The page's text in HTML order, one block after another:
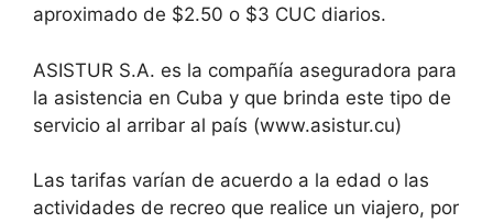
aproximado de $2.50 o $3 CUC diarios.
ASISTUR S.A. es la compañía aseguradora para
la asistencia en Cuba y que brinda este tipo de
servicio al arribar al país (www.asistur.cu)
Las tarifas varían de acuerdo a la edad o las
actividades de recreo que realice un viajero, por